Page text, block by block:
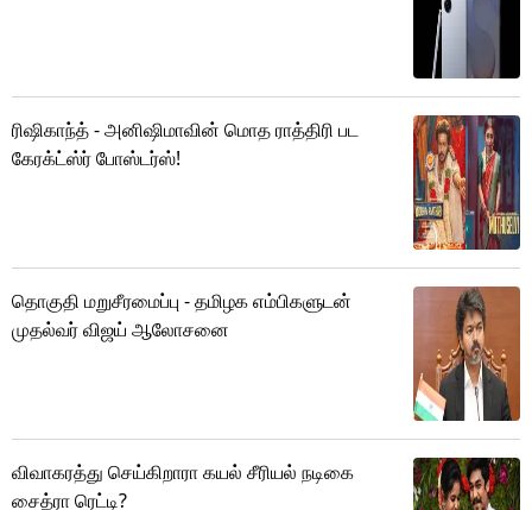
ரிஷிகாந்த் - அனிஷிமாவின் மொத ராத்திரி பட
கேரக்ட்ஸ்ர் போஸ்டர்ஸ்!
தொகுதி மறுசீரமைப்பு - தமிழக எம்பிகளுடன்
முதல்வர் விஜய் ஆலோசனை
விவாகரத்து செய்கிறாரா கயல் சீரியல் நடிகை
சைத்ரா ரெட்டி?